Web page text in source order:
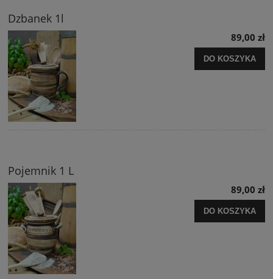
Dzbanek 1l
89,00 zł
DO KOSZYKA
Pojemnik 1 L
89,00 zł
DO KOSZYKA